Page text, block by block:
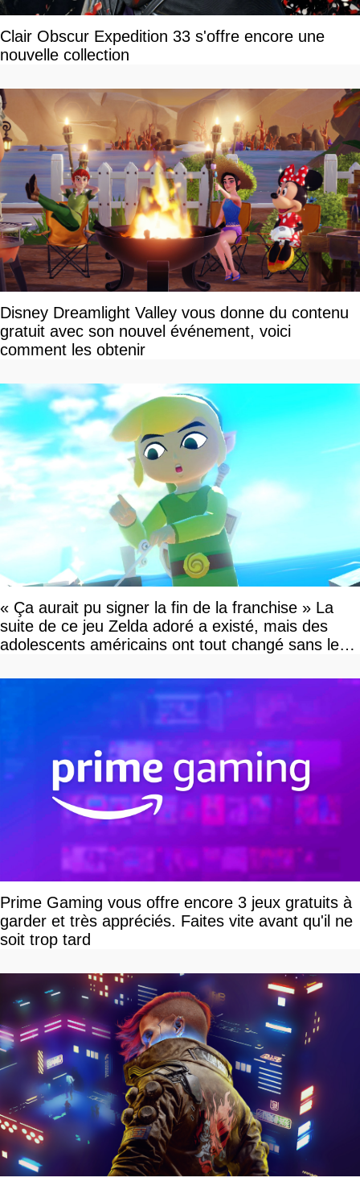
Clair Obscur Expedition 33 s'offre encore une
nouvelle collection
Disney Dreamlight Valley vous donne du contenu
gratuit avec son nouvel événement, voici
comment les obtenir
« Ça aurait pu signer la fin de la franchise » La
suite de ce jeu Zelda adoré a existé, mais des
adolescents américains ont tout changé sans le
Prime Gaming vous offre encore 3 jeux gratuits à
garder et très appréciés. Faites vite avant qu'il ne
soit trop tard